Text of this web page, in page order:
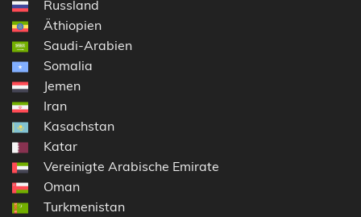
Russland
Äthiopien
Saudi-Arabien
Somalia
Jemen
Iran
Kasachstan
Katar
Vereinigte Arabische Emirate
Oman
Turkmenistan